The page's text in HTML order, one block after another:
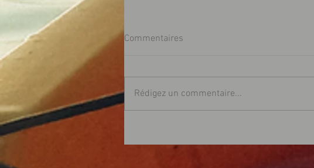
Commentaires
Rédigez un commentaire...